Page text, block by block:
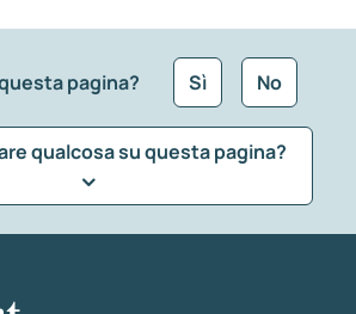
pagina? Sì No
qualcosa su questa pagina?